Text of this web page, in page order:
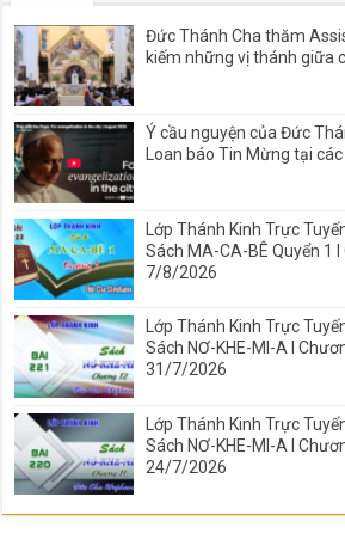
Đức Thánh Cha thăm
kiếm những vị thánh giữa
Ý cầu nguyện của Đức
Loan báo Tin Mừng tại
Lớp Thánh Kinh Trực
Sách MA-CA-BÊ Quyển 1 I
7/8/2026
Lớp Thánh Kinh Trực
Sách NƠ-KHE-MI-A I
31/7/2026
Lớp Thánh Kinh Trực
Sách NƠ-KHE-MI-A I
24/7/2026